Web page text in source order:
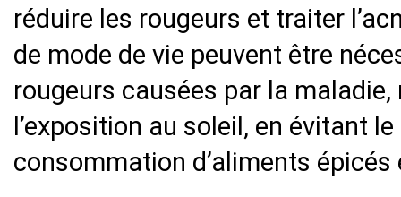
réduire les rougeurs et traiter
de mode de vie peuvent être
rougeurs causées par la
l’exposition au soleil, en évitant
consommation d’aliments épicés